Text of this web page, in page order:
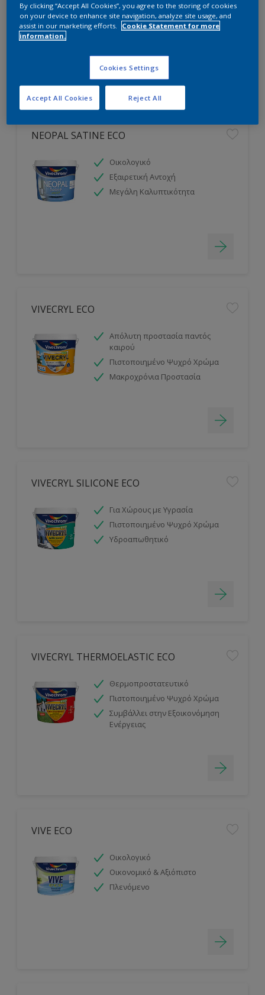
Για Χώρους με Υγρασία
Εξαιρετική Αντοχή
NEOPAL SATINE ECO
Οικολογικό
Εξαιρετική Αντοχή
Μεγάλη Καλυπτικότητα
VIVECRYL ECO
Απόλυτη προστασία παντός
καιρού
Πιστοποιημένο Ψυχρό Χρώμα
Μακροχρόνια Προστασία
VIVECRYL SILICONE ECO
Για Χώρους με Υγρασία
Πιστοποιημένο Ψυχρό Χρώμα
Υδροαπωθητικό
VIVECRYL THERMOELASTIC ECO
Θερμοπροστατευτικό
Πιστοποιημένο Ψυχρό Χρώμα
Συμβάλλει στην Εξοικονόμηση
Ενέργειας
VIVE ECO
Οικολογικό
Οικονομικό & Αξιόπιστο
Πλενόμενο
By clicking “Accept All Cookies”, you agree to the storing of cookies
on your device to enhance site navigation, analyze site usage, and
assist in our marketing efforts.
Cookie Statement for more
information.
Cookies Settings
Reject All
Accept All Cookies